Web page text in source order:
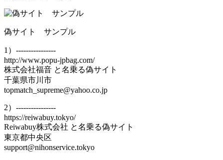
偽サイト サンプル
1）----------------
http://www.popu-jpbag.com/
株式会社福音 と名乗る偽サイト
千葉県市川市
topmatch_supreme@yahoo.co.jp
2）----------------
https://reiwabuy.tokyo/
Reiwabuy株式会社 と名乗る偽サイト
東京都中央区
support@nihonservice.tokyo